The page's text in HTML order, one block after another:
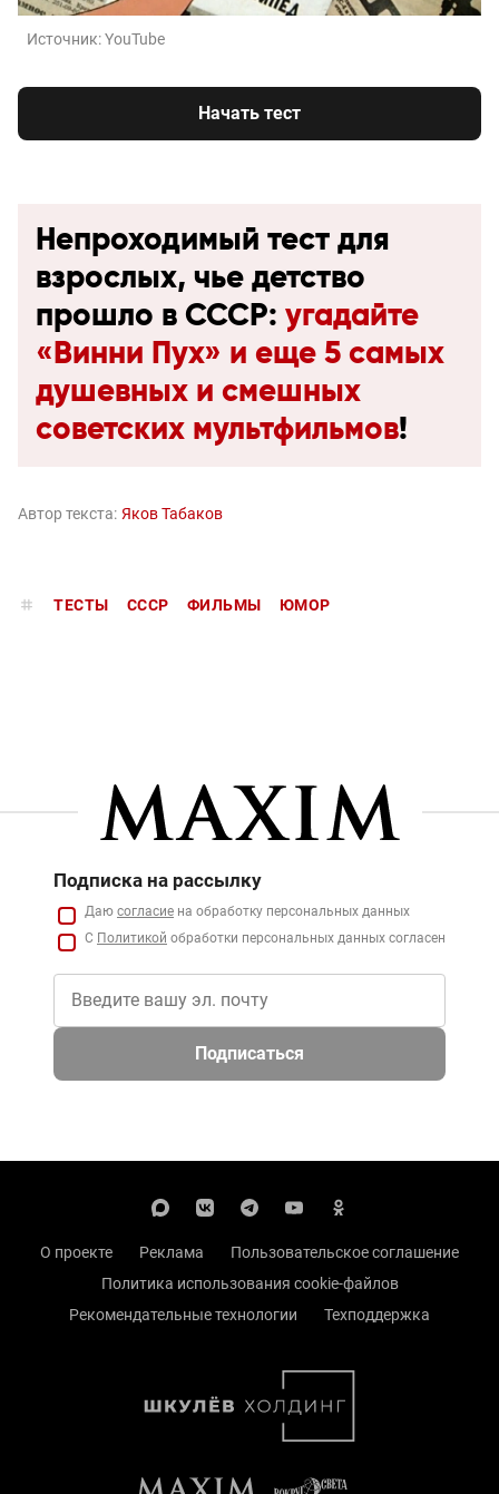
Источник:YouTube
Начать тест
Непроходимый тест для
взрослых, чье детство
прошло в СССР: угадайте
«Винни Пух» и еще 5 самых
душевных и смешных
советских мультфильмов!
Автор текста: Яков Табаков
ТЕСТЫ СССР ФИЛЬМЫ ЮМОР
Подписка на рассылку
Даю согласие на обработку персональных данных
С Политикой обработки персональных данных согласен
Подписаться
О проекте Реклама
Пользовательское соглашение
Политика использования cookie-файлов
Рекомендательные технологии
Техподдержка